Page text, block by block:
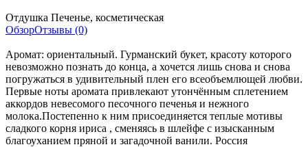
Отдушка Печенье, косметическая
ОбзорОтзывы (0)
Аромат: ориентальный. Гурманский букет, красоту которого
невозможно познать до конца, а хочется лишь снова и снова
погружаться в удивительный плен его всеобъемлющей любви.
Первые ноты аромата привлекают утончённым сплетением
аккордов невесомого песочного печенья и нежного
молока.Постепенно к ним присоединяется теплые мотивы
сладкого корня ириса , сменяясь в шлейфе с изысканным
благоуханием пряной и загадочной ванили. Россия